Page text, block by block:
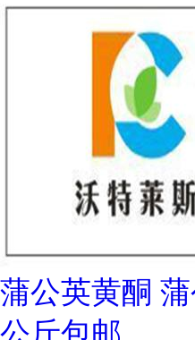
蒲公英黄酮
公斤包邮